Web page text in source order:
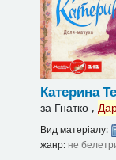
Катерина
за Гнатко ,
Вид матеріалу:
жанр: не